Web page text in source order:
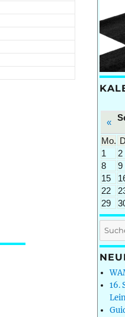
«
Mo.
1
2
8
9
15
22
29
Suchen
nach:
16.